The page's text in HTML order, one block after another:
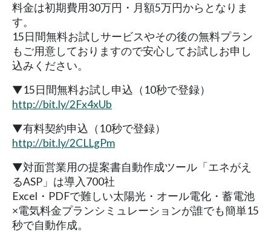
料金は初期費用30万円・月額5万円からとなりま
す。
15日間無料お試しサービスやその後の無料プラン
もご用意しておりますので安心してお試しお申し
込みください。
▼15日間無料お試し申込（10秒で登録）
http://bit.ly/2Fx4xUb
▼有料契約申込（10秒で登録）
http://bit.ly/2CLLgPm
▼対面営業用の提案書自動作成ツール「エネがえ
るASP」は導入700社
Excel・PDFで難しい太陽光・オール電化・蓄電池
×電気料金プランシミュレーションが誰でも簡単15
秒で自動作成。